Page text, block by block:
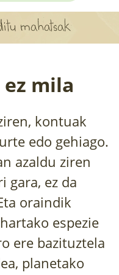
mahatsak
mila
kontuak
edo gehiago.
azaldu ziren
gara, ez da
oraindik
espezie
ere bazituztela
planetako